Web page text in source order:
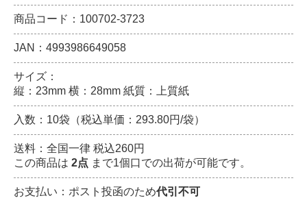
商品コード：100702-3723
JAN：4993986649058
サイズ：
縦：23mm 横：28mm 紙質：上質紙
入数：10袋（税込単価：293.80円/袋）
送料：全国一律 税込260円
この商品は 2点 まで1個口での出荷が可能です。
お支払い：ポスト投函のため代引不可